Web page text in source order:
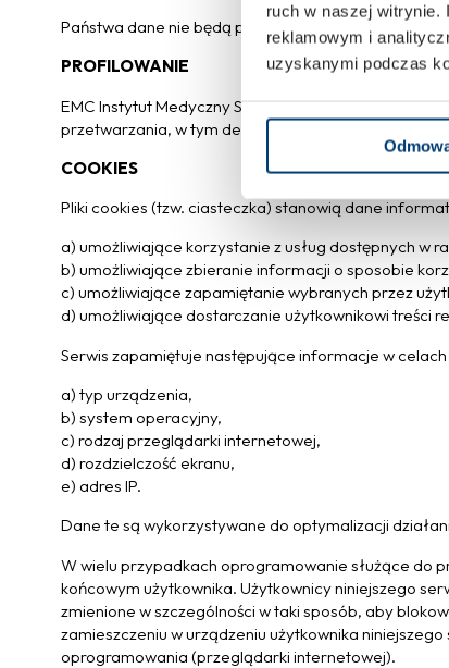
ruch w naszej witrynie.
reklamowym i
uzyskanymi podczas
Państwa dane nie będą przekazywane do państw
PROFILOWANIE
EMC Instytut Medyczny S.A. nie podejmuje decyzji,
przetwarzania, w tym decyzji będących wynikiem
COOKIES
Pliki cookies (tzw. ciasteczka) stanowią dane
a) umożliwiające korzystanie z usług dostępnych w
b) umożliwiające zbieranie informacji o sposobie
c) umożliwiające zapamiętanie wybranych przez
d) umożliwiające dostarczanie użytkownikowi treści
Serwis zapamiętuje następujące informacje w
a) typ urządzenia,
b) system operacyjny,
c) rodzaj przeglądarki internetowej,
d) rozdzielczość ekranu,
e) adres IP.
Dane te są wykorzystywane do optymalizacji
W wielu przypadkach oprogramowanie służące do
końcowym użytkownika. Użytkownicy niniejszego
zmienione w szczególności w taki sposób, aby
zamieszczeniu w urządzeniu użytkownika
oprogramowania (przeglądarki internetowej).